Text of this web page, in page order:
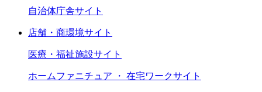
自治体庁舎サイト
店舗・商環境サイト
医療・福祉施設サイト
ホームファニチュア ・ 在宅ワークサイト